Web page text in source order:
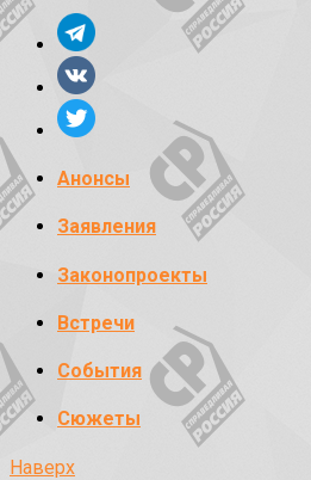
Анонсы
Заявления
Законопроекты
Встречи
События
Сюжеты
Наверх